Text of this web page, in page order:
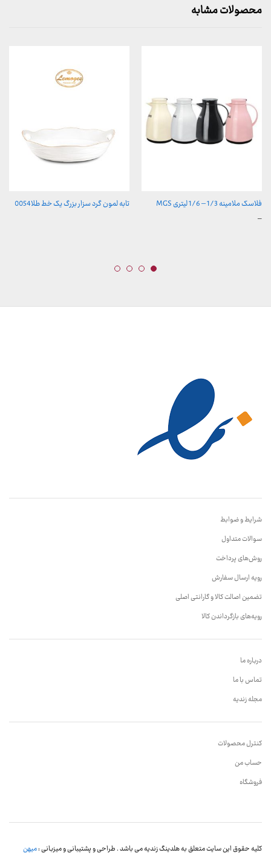
محصولات مشابه
فلاسک ملامینه 1/3 – 1/6 لیتری MGS
–محدوده
تابه لمون گرد سزار بزرگ یک خط طلا0054
شرایط و ضوابط
سوالات متداول
روش‌های پرداخت
رویه ارسال سفارش
تضمین اصالت کالا و گارانتی اصلی
رویه‌های بازگرداندن کالا
درباره ما
تماس با ما
مجله زندیه
کنترل محصولات
حساب من
فروشگاه
کلیه حقوق این سایت متعلق به هلدینگ زندیه می باشد . طراحی و پشتیبانی و میزبانی :میهن